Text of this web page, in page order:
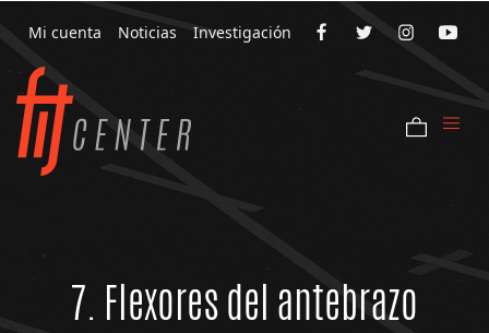
Mi cuenta Noticias Investigación
7. Flexores del antebrazo